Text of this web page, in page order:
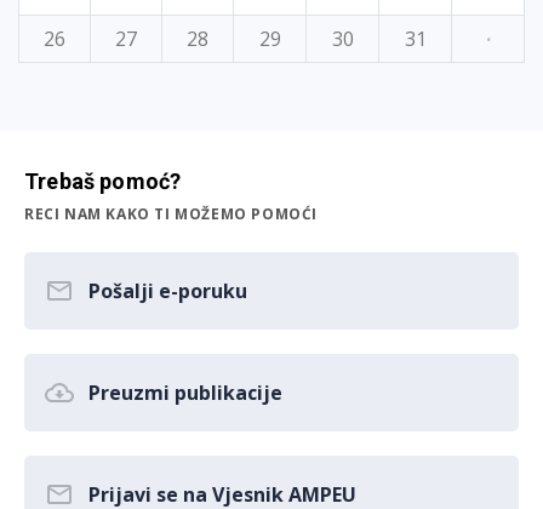
26
27 28 29 30 31 ·
Trebaš pomoć?
RECI NAM KAKO TI MOŽEMO POMOĆI
Pošalji e-poruku
Preuzmi publikacije
Prijavi se na Vjesnik AMPEU